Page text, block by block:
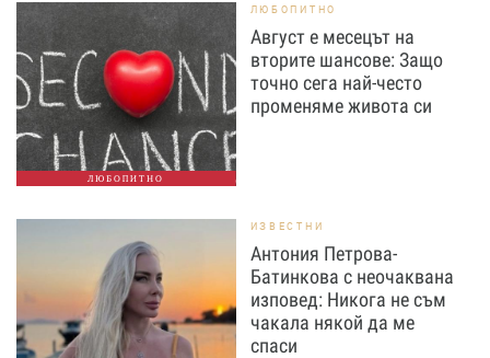
ЛЮБОПИТНО
ЛЮБОПИТНО
Август е месецът на
вторите шансове: Защо
точно сега най-често
променяме живота си
ИЗВЕСТНИ
Антония Петрова-
Батинкова с неочаквана
изповед: Никога не съм
чакала някой да ме
спаси